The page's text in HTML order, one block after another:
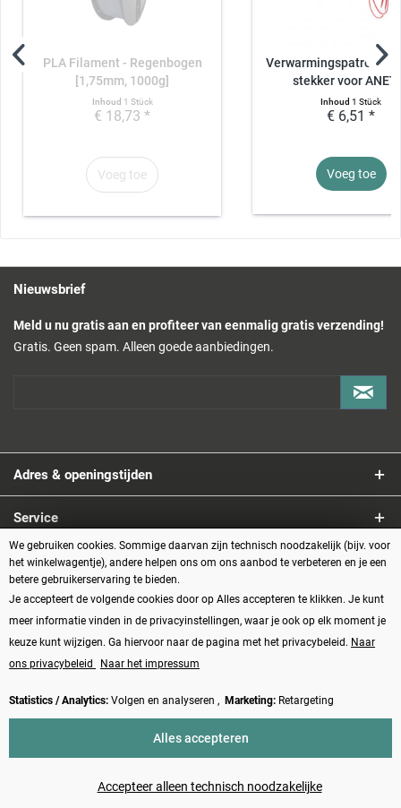
PLA Filament - Regenbogen
[1,75mm, 1000g]
Inhoud 1 Stück
€ 18,73 *
Voeg toe
Verwarmingspatroon
stekker voor
Inhoud1 Stück
€ 6,51 *
Voeg toe
Nieuwsbrief
Meld u nu gratis aan en profiteer van eenmalig gratis verzending!
Gratis. Geen spam. Alleen goede aanbiedingen.
Adres & openingstijden
Service
Informatie
Betaalmethoden
Vertrag widerrufen
rembourskosten, tenzij anders beschreven
We gebruiken cookies. Sommige daarvan zijn technisch noodzakelijk (bijv. voor
het winkelwagentje), andere helpen ons om ons aanbod te verbeteren en je een
betere gebruikerservaring te bieden.
Je accepteert de volgende cookies door op Alles accepteren te klikken. Je kunt
meer informatie vinden in de privacyinstellingen, waar je ook op elk moment je
keuze kunt wijzigen. Ga hiervoor naar de pagina met het privacybeleid. Naar
ons privacybeleid
Naar het impressum
Statistics / Analytics: Volgen en analyseren , Marketing: Retargeting
Accepteer alleen technisch noodzakelijke
Alles accepteren